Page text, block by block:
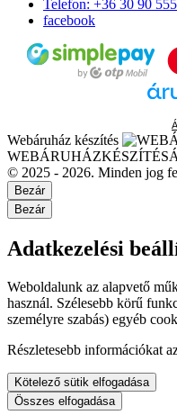
Telefon: +36 30 90
facebook
Webáruház készítés
© 2025 - 2026. Minden jog
Bezár
Bezár
Adatkezelési
Weboldalunk az alapvető
használ. Szélesebb körű
személyre szabás) egyéb
Részletesebb információkat
Kötelező sütik elfogadása
Összes elfogadása